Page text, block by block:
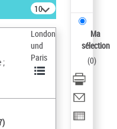
10
résultats/page
;
London
und
Paris
Ma
sélection
(0)